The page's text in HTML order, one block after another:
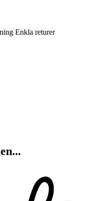
Enkla returer